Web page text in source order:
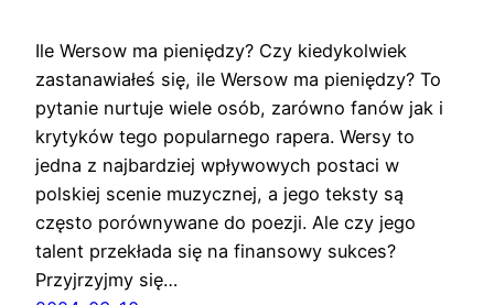
Ile Wersow ma pieniędzy? Czy kiedykolwiek
zastanawiałeś się, ile Wersow ma pieniędzy? To
pytanie nurtuje wiele osób, zarówno fanów jak i
krytyków tego popularnego rapera. Wersy to
jedna z najbardziej wpływowych postaci w
polskiej scenie muzycznej, a jego teksty są
często porównywane do poezji. Ale czy jego
talent przekłada się na finansowy sukces?
Przyjrzyjmy się…